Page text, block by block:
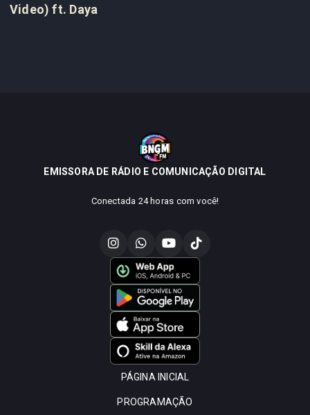
Video) ft. Daya
EMISSORA DE RÁDIO E COMUNICAÇÃO DIGITAL
Conectada 24 horas com você!
PÁGINA INICIAL
PROGRAMAÇÃO